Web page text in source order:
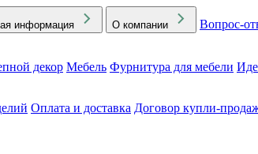
информация О компании Вопрос-
декор Мебель Фурнитура для мебели
Оплата и доставка Договор купли-